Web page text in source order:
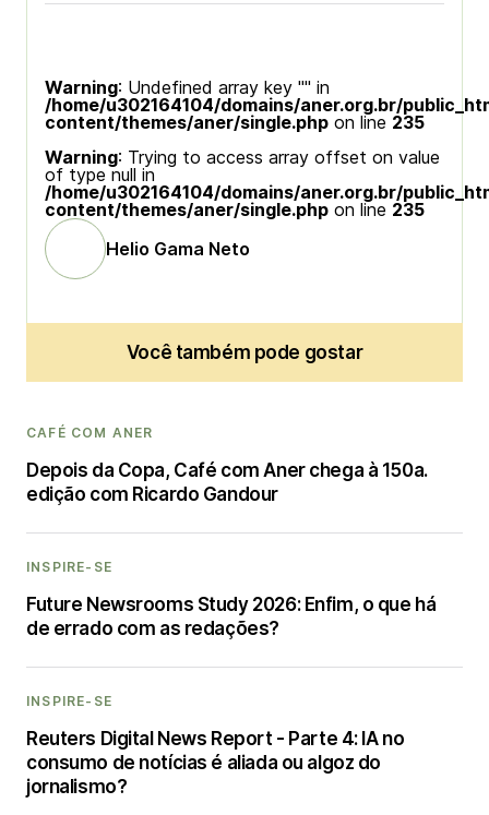
Warning: Undefined array key "" in
/home/u302164104/domains/aner.org.br/
content/themes/aner/single.php on line 235
Warning: Trying to access array offset on value
of type null in
/home/u302164104/domains/aner.org.br/
content/themes/aner/single.php on line 235
Helio Gama Neto
Você também pode gostar
CAFÉ COM ANER
Depois da Copa, Café com Aner chega à 150a.
edição com Ricardo Gandour
INSPIRE-SE
Future Newsrooms Study 2026: Enfim, o que há
de errado com as redações?
INSPIRE-SE
Reuters Digital News Report - Parte 4: IA no
consumo de notícias é aliada ou algoz do
jornalismo?